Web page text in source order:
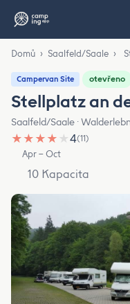
Domů › Saalfeld/Saale ›
Campervan Site otevřeno
Stellplatz an
Saalfeld/Saale ·
★ ★ ★ ★ ★4(11)
Apr – Oct
10 Kapacita